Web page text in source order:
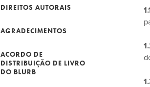
DIREITOS AUTORAIS
AGRADECIMENTOS
ACORDO DE
DISTRIBUIÇÃO DE LIVRO
DO BLURB